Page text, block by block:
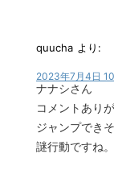
quucha より:
2023年7月4日
ナナシさん
コメントあり
ジャンプでき
謎行動ですね。